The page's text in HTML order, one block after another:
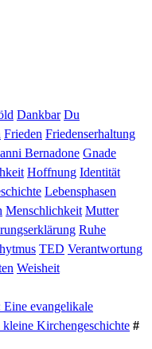
Dankbar Du
Frieden Friedenserhaltung
Bernadone Gnade
Hoffnung Identität
Lebensphasen
Menschlichkeit Mutter
Ruhe
TED Verantwortung
Weisheit
Eine evangelikale
Kirchengeschichte #